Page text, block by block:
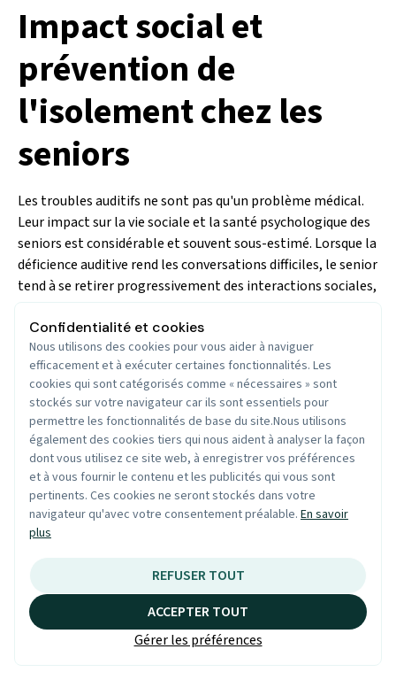
Impact social et
prévention de
l'isolement chez les
seniors
Les troubles auditifs ne sont pas qu'un problème médical.
Leur impact sur la vie sociale et la santé psychologique des
seniors est considérable et souvent sous-estimé. Lorsque la
déficience auditive rend les conversations difficiles, le senior
tend à se retirer progressivement des interactions sociales,
ne le perçoive toujours clairement.
Difficultés à suivre les conversations en groupe et
évitement des sorties
Sentiment d'exclusion lors des repas en famille ou entre
amis
Malentendus répétés générant frustration et tensions
relationnelles
Perte de confiance en soi et repli progressif sur soi
Ce processus d'isolement est un facteur de risque
briser sans accompagnement professionnel. La prévention
de cet isolement passe donc directement par la prévention
et le traitement des troubles auditifs chez les seniors.
Confidentialité et cookies
Nous utilisons des cookies pour vous aider à naviguer
efficacement et à exécuter certaines fonctionnalités. Les
cookies qui sont catégorisés comme « nécessaires » sont
stockés sur votre navigateur car ils sont essentiels pour
permettre les fonctionnalités de base du site.Nous utilisons
également des cookies tiers qui nous aident à analyser la façon
dont vous utilisez ce site web, à enregistrer vos préférences
et à vous fournir le contenu et les publicités qui vous sont
pertinents. Ces cookies ne seront stockés dans votre
navigateur qu'avec votre consentement préalable. En savoir
plus
REFUSER TOUT
ACCEPTER TOUT
Gérer les préférences